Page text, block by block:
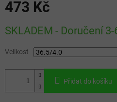
473 Kč
cena:
SKLADEM - Doručení
Velikost
Přidat do košíku